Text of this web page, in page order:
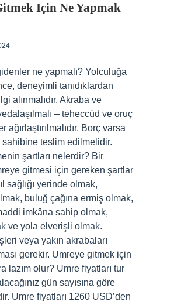
Için Ne Yapmak
ne yapmalı? Yolculuğa
deneyimli tanıdıklardan
alınmalıdır. Akraba ve
– teheccüd ve oruç
ağırlaştırılmalıdır. Borç varsa
teslim edilmelidir.
şartları nelerdir? Bir
gitmesi için gereken şartlar
sağlığı yerinde olmak,
buluğ çağına ermiş olmak,
imkâna sahip olmak,
ve yola elverişli olmak.
veya yakın akrabaları
gerekir. Umreye gitmek için
lazım olur? Umre fiyatları tur
gün sayısına göre
Umre fiyatları 1260 USD’den